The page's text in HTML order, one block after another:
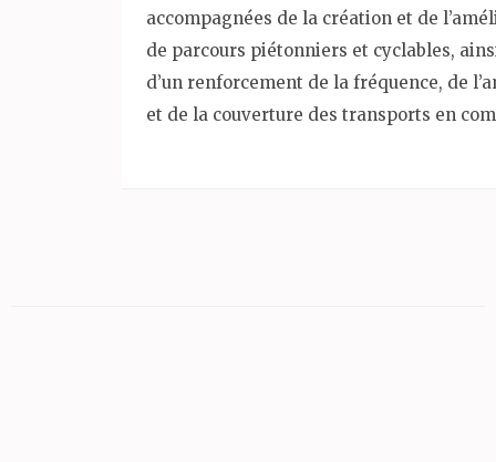
accompagnées de la création et de
de parcours piétonniers et cyclables,
d’un renforcement de la fréquence, de
et de la couverture des transports en